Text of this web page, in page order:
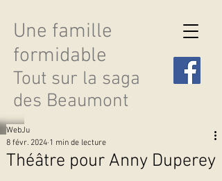
Une famille
formidable
Tout sur la saga
des Beaumont
Théâtre pour Anny Duperey
WebJu
8 févr. 2024 1 min de lecture